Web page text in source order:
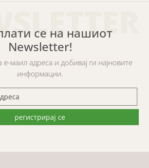
се на нашиот
Newsletter!
е-маил адреса и добивај ги најновите
информации.
регистрирај се